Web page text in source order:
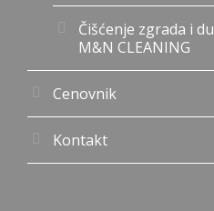
Čišćenje zgrada i
M&N CLEANING
Cenovnik
Kontakt